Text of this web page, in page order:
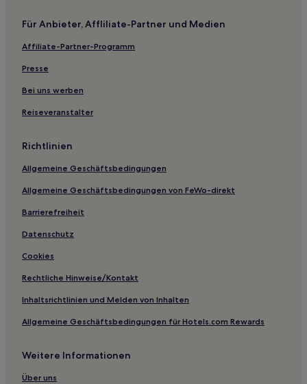
Città di Castello Hotels
Castiglione del Lago Hotels
Civitella D'Arno Hotels
Mora Hotels
Santʼegidio Hotels
Magione Hotels
Hotels nahe Palazzo della Corgna
Pila Hotels
Pietrafitta Hotels
Spina Hotels
Tuoro sul Trasimeno Hotels
San Biagio Hotels
Morra Hotels
Baucca Hotels
Villen in Castiglione del Lago
Ferienwohnungen in Castiglione del Lago
Für Anbieter, Affliliate-Partner und Medien
Affiliate-Partner-Programm
Presse
Bei uns werben
Reiseveranstalter
Richtlinien
Allgemeine Geschäftsbedingungen
Allgemeine Geschäftsbedingungen von FeWo-direkt
Barrierefreiheit
Datenschutz
Cookies
Rechtliche Hinweise/Kontakt
Inhaltsrichtlinien und Melden von Inhalten
Allgemeine Geschäftsbedingungen für Hotels.com Rewards
Weitere Informationen
Über uns